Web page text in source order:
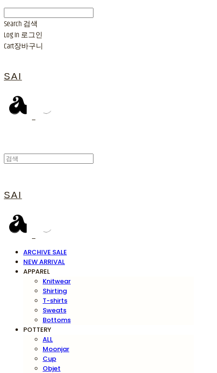
Search 검색
Log In 로그인
Cart장바구니
SAI
SAI
ARCHIVE SALE
NEW ARRIVAL
APPAREL
Knitwear
Shirting
T-shirts
Sweats
Bottoms
POTTERY
ALL
Moonjar
Cup
Objet